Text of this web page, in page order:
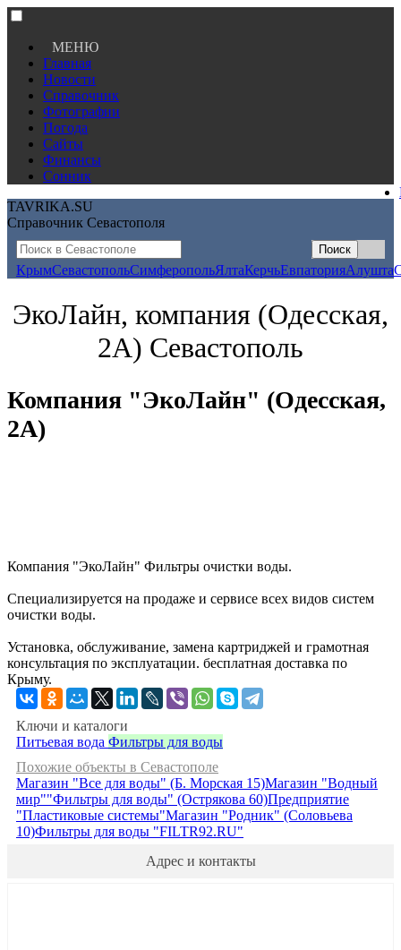
МЕНЮ
Главная
Новости
Справочник
Фотографии
Погода
Сайты
Финансы
Сонник
TAVRIKA.SU
Справочник Севастополя
КрымСевастопольСимферопольЯлтаКерчьЕвпаторияАлушта
ЭкоЛайн, компания (Одесская,
2А) Севастополь
Компания "ЭкоЛайн" (Одесская,
2А)
Компания "ЭкоЛайн" Фильтры очистки воды.
Специализируется на продаже и сервисе всех видов систем
очистки воды.
Установка, обслуживание, замена картриджей и грамотная
консультация по эксплуатации. бесплатная доставка по
Крыму.
Ключи и каталоги
Питьевая вода Фильтры для воды
Похожие объекты в Севастополе
Магазин "Все для воды" (Б. Морская 15)Магазин "Водный
мир""Фильтры для воды" (Острякова 60)Предприятие
"Пластиковые системы"Магазин "Родник" (Соловьева
10)Фильтры для воды "FILTR92.RU"
Адрес и контакты